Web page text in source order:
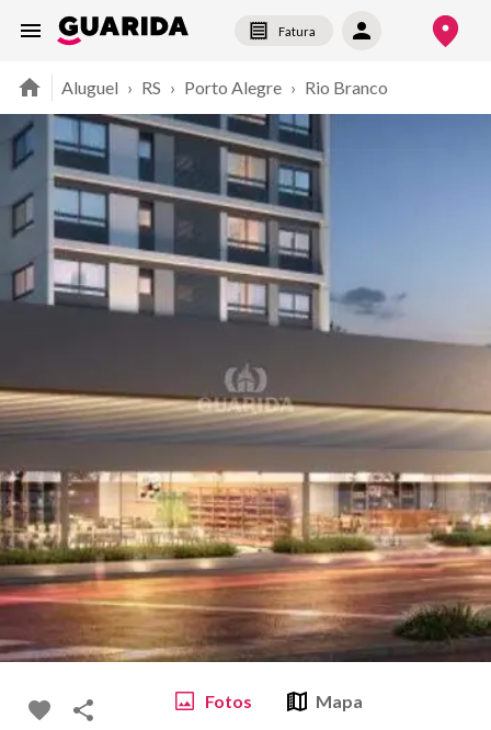
Fatura
Aluguel › RS › Porto Alegre › Rio Branco
Fotos Mapa